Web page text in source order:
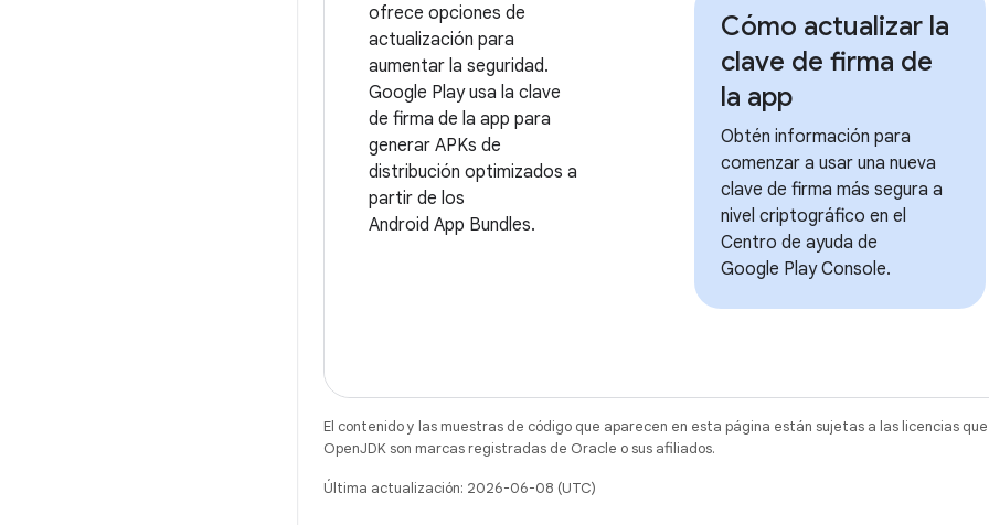
ofrece opciones de
actualización para
aumentar la seguridad.
Google Play usa la clave
de firma de la app para
generar APKs de
distribución optimizados a
partir de los
Android App Bundles.
Cómo actualizar la
clave de firma de
la app
Obtén información para
comenzar a usar una nueva
clave de firma más segura a
nivel criptográfico en el
Centro de ayuda de
Google Play Console.
El contenido y las muestras de código que aparecen en esta página están sujetas a las licencias
OpenJDK son marcas registradas de Oracle o sus afiliados.
Última actualización: 2026-06-08 (UTC)